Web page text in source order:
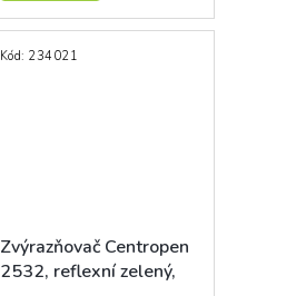
Zvýrazňovač Centropen
2532, reflexní zelený,
Kód: 234021